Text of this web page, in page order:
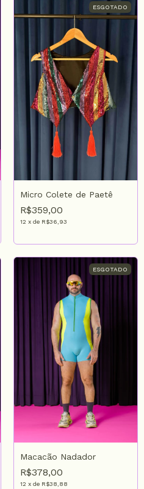
ESGOTADO
Micro Colete de Paetê
R$359,00
12 x de R$36,93
ESGOTADO
Macacão Nadador
R$378,00
12 x de R$38,88